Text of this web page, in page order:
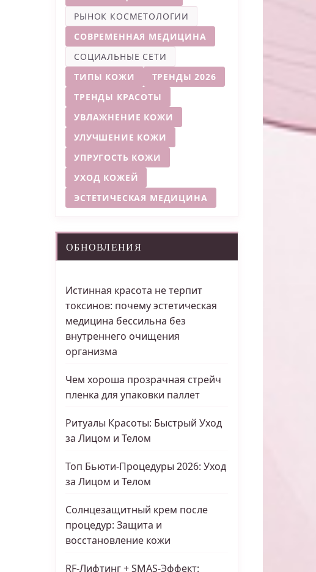
РЫНОК КОСМЕТОЛОГИИ
СОВРЕМЕННАЯ МЕДИЦИНА
СОЦИАЛЬНЫЕ СЕТИ
ТИПЫ КОЖИ
ТРЕНДЫ 2026
ТРЕНДЫ КРАСОТЫ
УВЛАЖНЕНИЕ КОЖИ
УЛУЧШЕНИЕ КОЖИ
УПРУГОСТЬ КОЖИ
УХОД КОЖЕЙ
ЭСТЕТИЧЕСКАЯ МЕДИЦИНА
ОБНОВЛЕНИЯ
Истинная красота не терпит
токсинов: почему эстетическая
медицина бессильна без
внутреннего очищения
организма
Чем хороша прозрачная стрейч
пленка для упаковки паллет
Ритуалы Красоты: Быстрый Уход
за Лицом и Телом
Топ Бьюти-Процедуры 2026: Уход
за Лицом и Телом
Солнцезащитный крем после
процедур: Защита и
восстановление кожи
RF-Лифтинг + SMAS-Эффект: